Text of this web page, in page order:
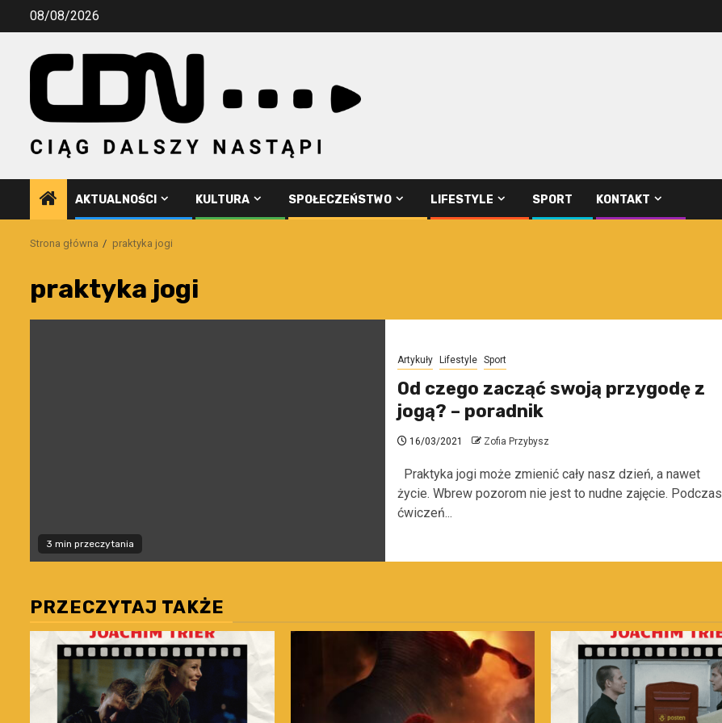
Przejdź08/08/2026
AKTUALNOŚCI KULTURA SPOŁECZEŃSTWO LIFESTYLE SPORT KONTAKT
Strona główna praktyka jogi
praktyka jogi
3 min przeczytania
Artykuły Lifestyle Sport
Od czego zacząć swoją przygodę z
jogą? – poradnik
16/03/2021 Zofia Przybysz
Praktyka jogi może zmienić cały nasz dzień, a nawet
życie. Wbrew pozorom nie jest to nudne zajęcie. Podczas
ćwiczeń...
PRZECZYTAJ TAKŻE